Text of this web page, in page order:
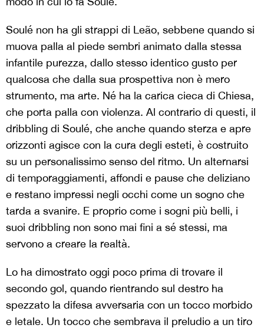
Soulé non ha gli strappi di Leão, sebbene quando si
muova palla al piede sembri animato dalla stessa
infantile purezza, dallo stesso identico gusto per
qualcosa che dalla sua prospettiva non è mero
strumento, ma arte. Né ha la carica cieca di Chiesa,
che porta palla con violenza. Al contrario di questi, il
dribbling di Soulé, che anche quando sterza e apre
orizzonti agisce con la cura degli esteti, è costruito
su un personalissimo senso del ritmo. Un alternarsi
di temporaggiamenti, affondi e pause che deliziano
e restano impressi negli occhi come un sogno che
tarda a svanire. E proprio come i sogni più belli, i
suoi dribbling non sono mai fini a sé stessi, ma
servono a creare la realtà.
Lo ha dimostrato oggi poco prima di trovare il
secondo gol, quando rientrando sul destro ha
spezzato la difesa avversaria con un tocco morbido
e letale. Un tocco che sembrava il preludio a un tiro